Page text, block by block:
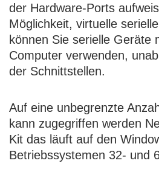
der Hardware-Ports
Möglichkeit, virtuelle
können Sie serielle Geräte
Computer verwenden,
der Schnittstellen.
Auf eine unbegrenzte
kann zugegriffen werden
Kit das läuft auf den
Betriebssystemen 32- und